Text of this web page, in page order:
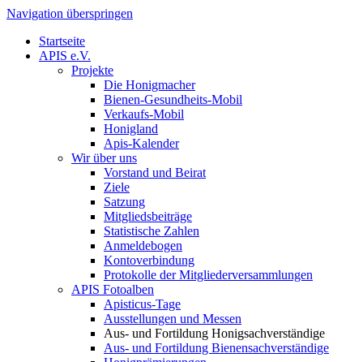
Navigation überspringen
Startseite
APIS e.V.
Projekte
Die Honigmacher
Bienen-Gesundheits-Mobil
Verkaufs-Mobil
Honigland
Apis-Kalender
Wir über uns
Vorstand und Beirat
Ziele
Satzung
Mitgliedsbeiträge
Statistische Zahlen
Anmeldebogen
Kontoverbindung
Protokolle der Mitgliederversammlungen
APIS Fotoalben
Apisticus-Tage
Ausstellungen und Messen
Aus- und Fortildung Honigsachverständige
Aus- und Fortildung Bienensachverständige